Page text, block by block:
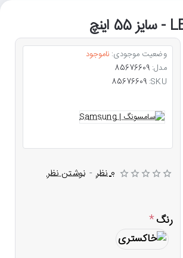
وضعیت موجودی: ناموجود
مدل: 85676609
SKU:
85676609
0 نظر - نوشتن نظر
رنگ